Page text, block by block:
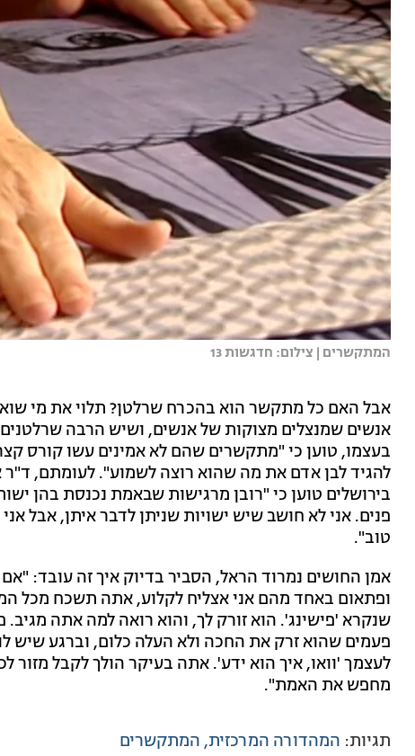
המתקשרים | צילום: חדגשות 13
אבל האם כל מתקשר הוא בהכרח שרלטן? תלוי את מי
אנשים שמנצלים מצוקות של אנשים, ושיש הרבה
בעצמו, טוען כי "מתקשרים שהם לא אמינים עשו קורס
להגיד לבן אדם את מה שהוא רוצה לשמוע". לעומתם, ד"ר
בירושלים טוען כי "רובן מרגישות שבאמת נכנסת בהן
פנים. אני לא חושב שיש ישויות שניתן לדבר איתן, אבל
טוב".
אמן החושים נמרוד הראל, הסביר בדיוק איך זה עובד:
ופתאום באחד מהם אני אצליח לקלוע, אתה תשכח מכל
שנקרא 'פישינג'. הוא זורק לך, והוא רואה למה אתה
פעמים שהוא זרק את החכה ולא העלה כלום, וברגע שיש
לעצמך 'וואו, איך הוא ידע'. אתה בעיקר הולך לקבל מזור
מחפש את האמת".
תגיות: המהדורה המרכזית המתקשרים